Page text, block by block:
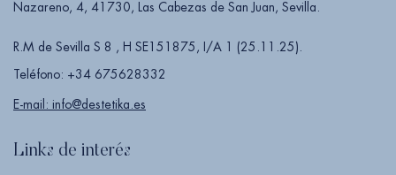
Nazareno, 4, 41730, Las Cabezas de San Juan, Sevilla.
R.M de Sevilla S 8 , H SE151875, I/A 1 (25.11.25).
Teléfono: +34 675628332
E-mail: info@destetika.es
Links de interés